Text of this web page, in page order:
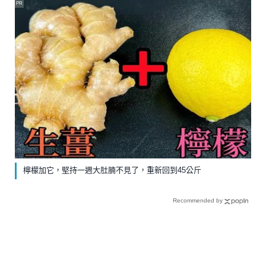
檸檬加它，堅持一週大肚腩不見了，重新回到45公斤
PR
Recommended by